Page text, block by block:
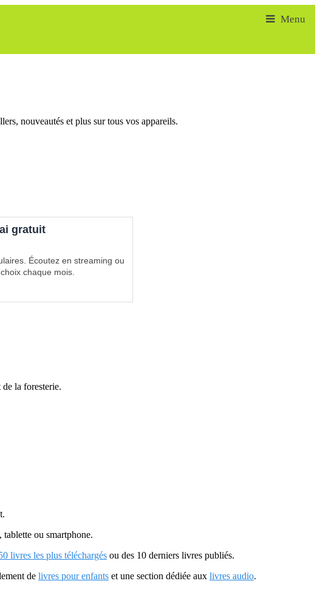
nouveautés et plus sur tous vos appareils.
gratuit
Écoutez en streaming ou
chaque mois.
la foresterie.
ou smartphone.
livres les plus téléchargés ou des 10 derniers livres publiés.
de livres pour enfants et une section dédiée aux livres audio.